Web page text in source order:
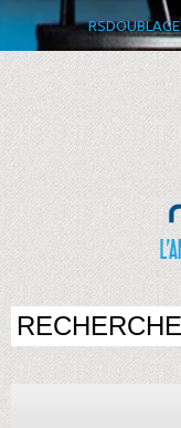
RSDOUBLAGE